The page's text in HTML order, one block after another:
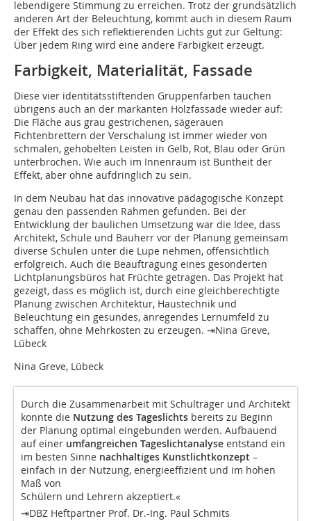
lebendigere Stimmung zu erreichen. Trotz der grundsätzlich
anderen Art der Beleuchtung, kommt auch in diesem Raum
der Effekt des sich reflektierenden Lichts gut zur Geltung:
Über jedem Ring wird eine andere Farbigkeit erzeugt.
Farbigkeit, Materialität, Fassade
Diese vier identitätsstiftenden Gruppenfarben tauchen
übrigens auch an der markanten Holzfassade wieder auf:
Die Fläche aus grau gestrichenen, sägerauen
Fichtenbrettern der Verschalung ist immer wieder von
schmalen, gehobelten Leisten in Gelb, Rot, Blau oder Grün
unterbrochen. Wie auch im Innenraum ist Buntheit der
Effekt, aber ohne aufdringlich zu sein.
In dem Neubau hat das innovative pädagogische Konzept
genau den passenden Rahmen gefunden. Bei der
Entwicklung der baulichen Umsetzung war die Idee, dass
Architekt, Schule und Bauherr vor der Planung gemeinsam
diverse Schulen unter die Lupe nehmen, offensichtlich
erfolgreich. Auch die Beauftragung eines gesonderten
Lichtplanungsbüros hat Früchte getragen. Das Projekt hat
gezeigt, dass es möglich ist, durch eine gleichberechtigte
Planung zwischen Architektur, Haustechnik und
Beleuchtung ein gesundes, anregendes Lernumfeld zu
schaffen, ohne Mehrkosten zu erzeugen. ⇥Nina Greve,
Lübeck
Nina Greve, Lübeck
Durch die Zusammenarbeit mit Schulträger und Architekt
konnte die Nutzung des Tageslichts bereits zu Beginn
der Planung optimal eingebunden werden. Aufbauend
auf einer umfangreichen Tageslichtanalyse entstand ein
im besten Sinne nachhaltiges Kunstlichtkonzept –
einfach in der Nutzung, energieeffizient und im hohen
Maß von
Schülern und Lehrern akzeptiert.«
⇥DBZ Heftpartner Prof. Dr.-Ing. Paul Schmits